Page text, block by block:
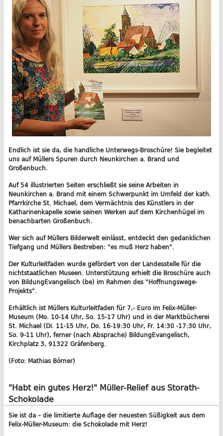
Endlich ist sie da, die handliche Unterwegs-Broschüre! Sie begleitet
uns auf Müllers Spuren durch Neunkirchen a. Brand und
Großenbuch.
Auf 54 illustrierten Seiten erschließt sie seine Arbeiten in
Neunkirchen a. Brand mit einem Schwerpunkt im Umfeld der kath.
Pfarrkirche St. Michael, dem Vermächtnis des Künstlers in der
Katharinenkapelle sowie seinen Werken auf dem Kirchenhügel im
benachbarten Großenbuch.
Wer sich auf Müllers Bilderwelt einlässt, entdeckt den gedanklichen
Tiefgang und Müllers Bestreben: "es muß Herz haben".
Der Kulturleitfaden wurde gefördert von der Landesstelle für die
nichtstaatlichen Museen. Unterstützung erhielt die Broschüre auch
von BildungEvangelisch (be) im Rahmen des "Hoffnungswege-
Projekts".
Erhältlich ist Müllers Kulturleitfaden für 7,- Euro im Felix-Müller-
Museum (Mo. 10-14 Uhr, So. 15-17 Uhr) und in der Marktbücherei
St. Michael (Di. 11-15 Uhr, Do. 16-19:30 Uhr, Fr. 14:30 -17:30 Uhr,
So. 9-11 Uhr), ferner (nach Absprache) BildungEvangelisch,
Kirchplatz 3, 91322 Gräfenberg.
(Foto: Mathias Börner)
"Habt ein gutes Herz!" Müller-Relief aus Storath-
Schokolade
Sie ist da – die limitierte Auflage der neuesten Süßigkeit aus dem
Felix-Müller-Museum: die Schokolade mit Herz!